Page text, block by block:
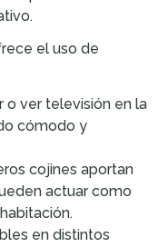
el uso de
o ver televisión en la
cómodo y
cojines aportan
actuar como
en distintos